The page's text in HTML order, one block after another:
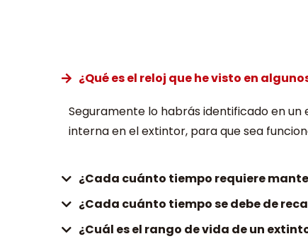
¿Qué es el reloj que he visto en
Seguramente lo habrás identificado en un
interna en el extintor, para que sea
¿Cada cuánto tiempo requiere
¿Cada cuánto tiempo se debe de
¿Cuál es el rango de vida de un